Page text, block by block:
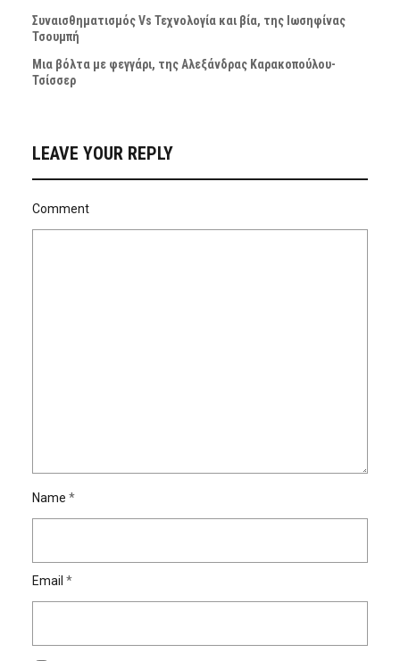
Συναισθηματισμός Vs Τεχνολογία και βία, της Ιωσηφίνας
Τσουμπή
Μια βόλτα με φεγγάρι, της Αλεξάνδρας Καρακοπούλου-
Τσίσσερ
LEAVE YOUR REPLY
Comment
Name *
Email *